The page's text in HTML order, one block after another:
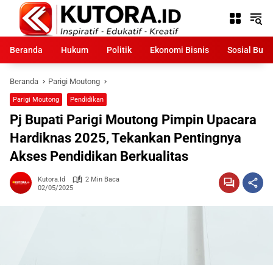
Langsung
konten
Beranda
Hukum Politik Ekonomi Bisnis Sosial
Beranda Parigi Moutong
Parigi Moutong Pendidikan
Pj Bupati Parigi Moutong Pimpin Upacara
Hardiknas 2025, Tekankan Pentingnya
Akses Pendidikan Berkualitas
Kutora.id
2 Min Baca
02/05/2025